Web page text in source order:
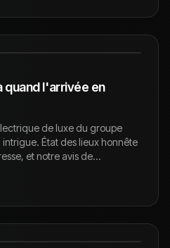
quand l'arrivée en
de luxe du groupe
État des lieux honnête
et notre avis de